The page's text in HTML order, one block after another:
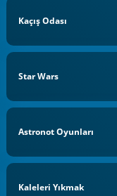
Kaçış Odası
Star Wars
Astronot Oyunları
Kaleleri Yıkmak